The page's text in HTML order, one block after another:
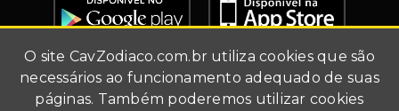
O site CavZodiaco.com.br utiliza cookies que são
necessários ao funcionamento adequado de suas
páginas. Também poderemos utilizar cookies